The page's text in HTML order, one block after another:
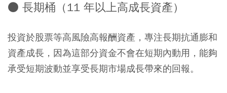
● 長期桶（11 年以上高成長資產）
投資於股票等高風險高報酬資產，專注長期抗通膨和
資產成長，因為這部分資金不會在短期內動用，能夠
承受短期波動並享受長期市場成長帶來的回報。